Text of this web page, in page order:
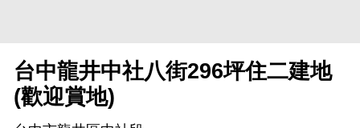
台中龍井中社八街296坪住二建地
(歡迎賞地)